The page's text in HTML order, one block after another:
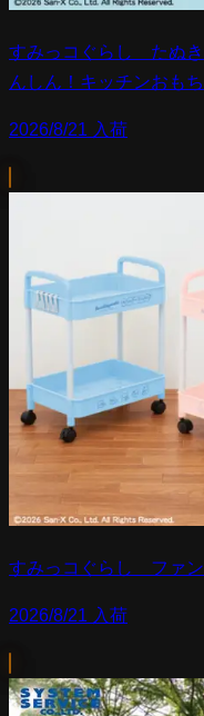
すみっコぐらし たぬ
んしん！キッチンおも
2026/8/21 入荷
すみっコぐらし ファ
2026/8/21 入荷